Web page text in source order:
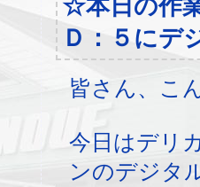
☆本日の作
Ｄ：５にデ
皆さん、こ
今日はデリ
ンのデジタ